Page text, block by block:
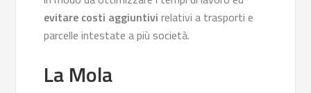
evitare costi aggiuntivi relativi a trasporti e
parcelle intestate a più società.
La Mola